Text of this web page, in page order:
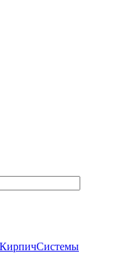
КирпичСистемы